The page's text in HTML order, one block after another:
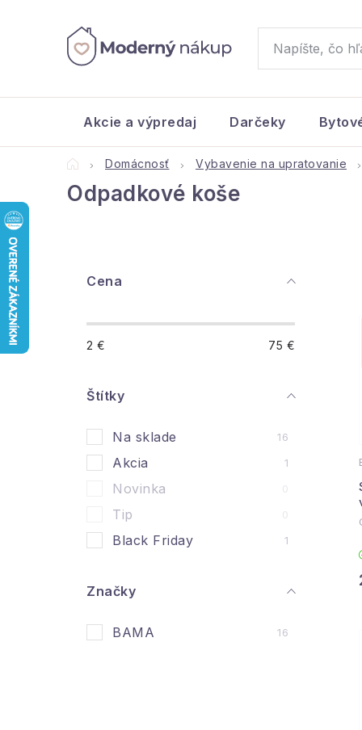
Akcie a výpredaj Darčeky
DomovDomácnosť Vybavenie na upratovanie
Odpadkové koše
Cena
2 € 75 €
Štítky
Na sklade 16
Akcia 1
Novinka 0
Tip 0
Black Friday 1
Značky
BAMA 16